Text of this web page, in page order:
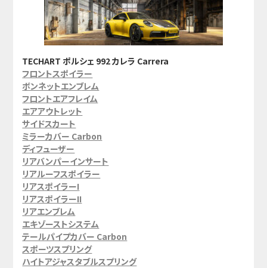
TECHART ポルシェ 992 カレラ Carrera
フロントスポイラー
ボンネットエンブレム
フロントエアフレイム
エアアウトレット
サイドスカート
ミラーカバー Carbon
ディフューザー
リアバンパーインサート
リアルーフスポイラー
リアスポイラーI
リアスポイラーII
リアエンブレム
エキゾーストシステム
テールパイプカバー Carbon
スポーツスプリング
ハイトアジャスタブルスプリング